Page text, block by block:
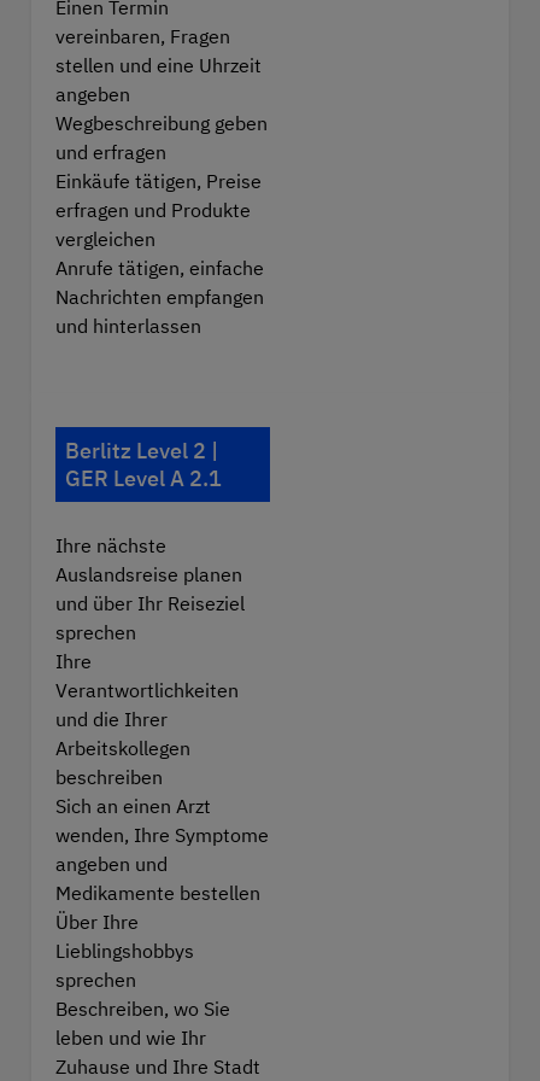
Einen Termin
vereinbaren, Fragen
stellen und eine Uhrzeit
angeben
Wegbeschreibung geben
und erfragen
Einkäufe tätigen, Preise
erfragen und Produkte
vergleichen
Anrufe tätigen, einfache
Nachrichten empfangen
und hinterlassen
Berlitz Level 2 |
GER Level A 2.1
Ihre nächste
Auslandsreise planen
und über Ihr Reiseziel
sprechen
Ihre
Verantwortlichkeiten
und die Ihrer
Arbeitskollegen
beschreiben
Sich an einen Arzt
wenden, Ihre Symptome
angeben und
Medikamente bestellen
Über Ihre
Lieblingshobbys
sprechen
Beschreiben, wo Sie
leben und wie Ihr
Zuhause und Ihre Stadt